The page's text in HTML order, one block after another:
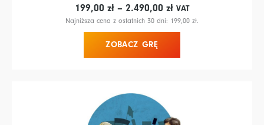
199,00 zł – 2.490,00 złZakres
cen:
od 199,00 zł
VAT
Najniższa cena z ostatnich 30 dni: 199,00 zł.
ZOBACZ GRĘ